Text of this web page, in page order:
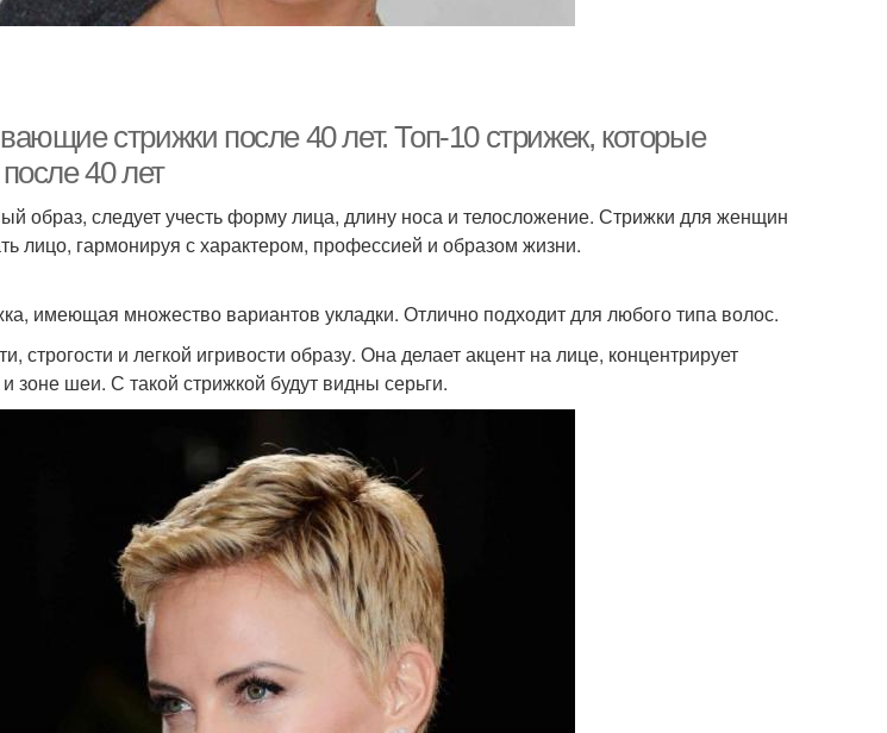
стрижки после 40 лет. Топ-10 стрижек, которые
40 лет
образ, следует учесть форму лица, длину носа и телосложение. Стрижки для женщин
лицо, гармонируя с характером, профессией и образом жизни.
имеющая множество вариантов укладки. Отлично подходит для любого типа волос.
строгости и легкой игривости образу. Она делает акцент на лице, концентрирует
зоне шеи. С такой стрижкой будут видны серьги.